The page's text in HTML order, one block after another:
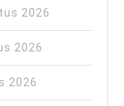
2026
2026
2026